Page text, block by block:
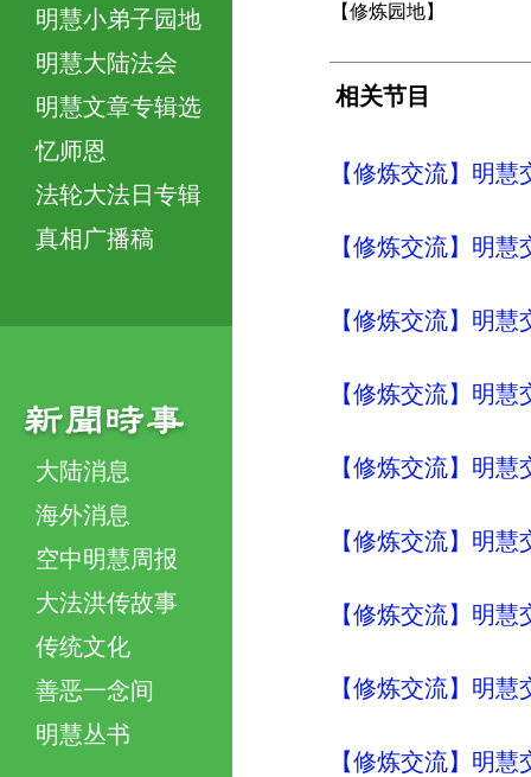
明慧小弟子园地
明慧大陆法会
明慧文章专辑选
忆师恩
法轮大法日专辑
真相广播稿
大陆消息
海外消息
空中明慧周报
大法洪传故事
传统文化
善恶一念间
明慧丛书
【修炼园地】
相关节目
【修炼交流】明
【修炼交流】明
【修炼交流】明
【修炼交流】明
【修炼交流】明
【修炼交流】明
【修炼交流】明
【修炼交流】明
【修炼交流】明